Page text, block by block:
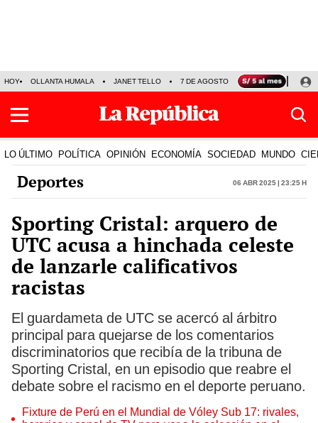
HOY OLLANTA HUMALA JANET TELLO 7 DE AGOSTO TINKA RESULTADOS
LO ÚLTIMO POLÍTICA OPINIÓN ECONOMÍA SOCIEDAD MUNDO
Deportes 06 Abr 2025 | 23:25 h
Sporting Cristal: arquero de
UTC acusa a hinchada celeste
de lanzarle calificativos
racistas
El guardameta de UTC se acercó al árbitro
principal para quejarse de los comentarios
discriminatorios que recibía de la tribuna de
Sporting Cristal, en un episodio que reabre el
debate sobre el racismo en el deporte peruano.
Fixture de Perú en el Mundial de Vóley Sub 17: rivales,